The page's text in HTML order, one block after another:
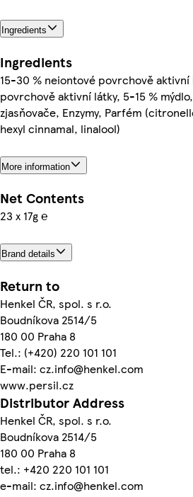
Ingredients
Ingredients
15-30 % neiontové povrchově
povrchově aktivní látky, 5-15 %
zjasňovače, Enzymy, Parfém
hexyl cinnamal, linalool)
More information
Net Contents
23 x 17g ℮
Brand details
Return to
Henkel ČR, spol. s r.o.
Boudníkova 2514/5
180 00 Praha 8
Tel.: (+420) 220 101 101
E-mail: cz.info@henkel.com
www.persil.cz
Distributor Address
Henkel ČR, spol. s r.o.
Boudníkova 2514/5
180 00 Praha 8
tel.: +420 220 101 101
e-mail: cz.info@henkel.com